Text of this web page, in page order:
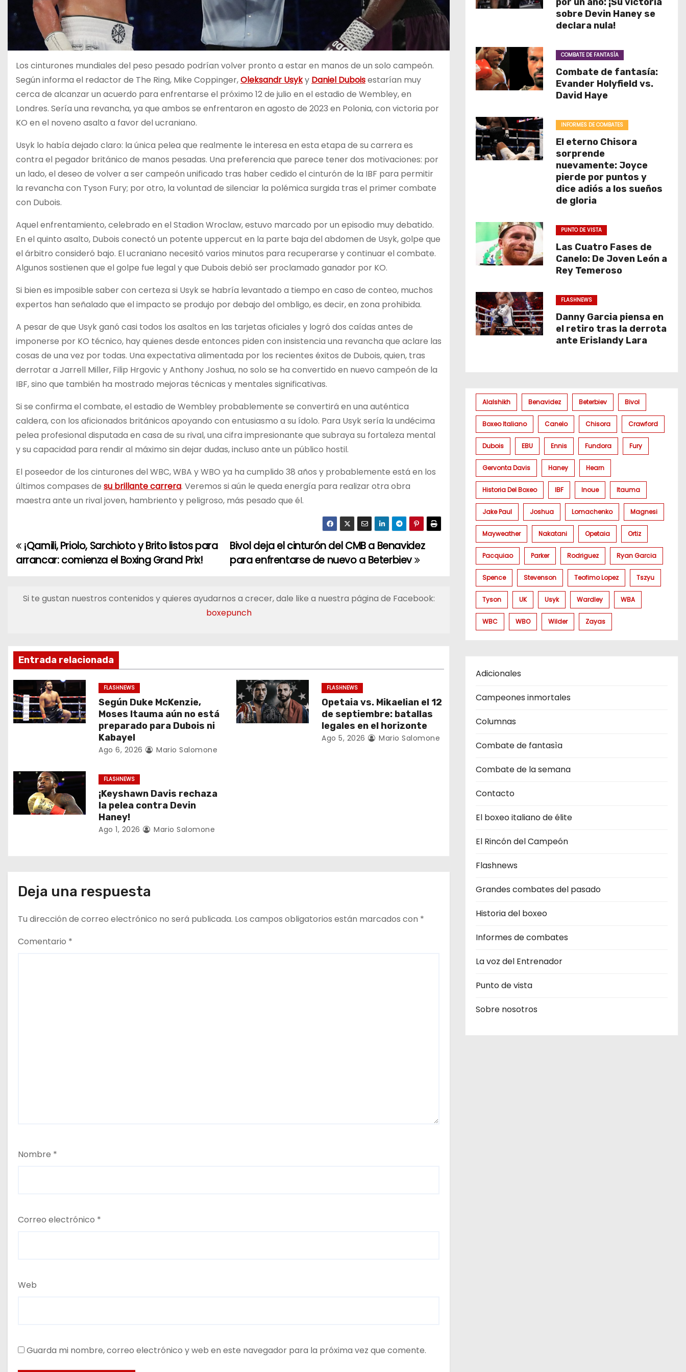
Los cinturones mundiales del peso pesado podrían volver pronto a estar en manos de un solo campeón.
Según informa el redactor de The Ring, Mike Coppinger,Oleksandr Usyky Daniel Duboisestarían muy
cerca de alcanzar un acuerdo para enfrentarse el próximo 12 de julio en el estadio de Wembley, en
Londres. Sería una revancha, ya que ambos se enfrentaron en agosto de 2023 en Polonia, con victoria por
KO en el noveno asalto a favor del ucraniano.
Usyk lo había dejado claro: la única pelea que realmente le interesa en esta etapa de su carrera es
contra el pegador británico de manos pesadas. Una preferencia que parece tener dos motivaciones: por
un lado, el deseo de volver a ser campeón unificado tras haber cedido el cinturón de la IBF para permitir
la revancha con Tyson Fury; por otro, la voluntad de silenciar la polémica surgida tras el primer combate
con Dubois.
Aquel enfrentamiento, celebrado en el Stadion Wroclaw, estuvo marcado por un episodio muy debatido.
En el quinto asalto, Dubois conectó un potente uppercut en la parte baja del abdomen de Usyk, golpe que
el árbitro consideró bajo. El ucraniano necesitó varios minutos para recuperarse y continuar el combate.
Algunos sostienen que el golpe fue legal y que Dubois debió ser proclamado ganador por KO.
Si bien es imposible saber con certeza si Usyk se habría levantado a tiempo en caso de conteo, muchos
expertos han señalado que el impacto se produjo por debajo del ombligo, es decir, en zona prohibida.
A pesar de que Usyk ganó casi todos los asaltos en las tarjetas oficiales y logró dos caídas antes de
imponerse por KO técnico, hay quienes desde entonces piden con insistencia una revancha que aclare las
cosas de una vez por todas. Una expectativa alimentada por los recientes éxitos de Dubois, quien, tras
derrotar a Jarrell Miller, Filip Hrgovic y Anthony Joshua, no solo se ha convertido en nuevo campeón de la
IBF, sino que también ha mostrado mejoras técnicas y mentales significativas.
Si se confirma el combate, el estadio de Wembley probablemente se convertirá en una auténtica
caldera, con los aficionados británicos apoyando con entusiasmo a su ídolo. Para Usyk sería la undécima
pelea profesional disputada en casa de su rival, una cifra impresionante que subraya su fortaleza mental
y su capacidad para rendir al máximo sin dejar dudas, incluso ante un público hostil.
El poseedor de los cinturones del WBC, WBA y WBO ya ha cumplido 38 años y probablemente está en los
últimos compases de su brillante carrera. Veremos si aún le queda energía para realizar otra obra
maestra ante un rival joven, hambriento y peligroso, más pesado que él.
N
v
a
c
i
ó
e
a
d
a
Bivol deja el cinturón del CMB a Benavidez
para enfrentarse de nuevo a Beterbiev
¡Qamili, Priolo, Sarchioto y Brito listos para
arrancar: comienza el Boxing Grand Prix!
Si te gustan nuestros contenidos y quieres ayudarnos a crecer, dale like a nuestra página de Facebook:
boxepunch
Entrada relacionada
FLASHNEWS
Según Duke McKenzie,
Moses Itauma aún no está
preparado para Dubois ni
Kabayel
Ago 6, 2026 Mario Salomone
FLASHNEWS
Opetaia vs. Mikaelian el 12
de septiembre: batallas
legales en el horizonte
Ago 5, 2026 Mario Salomone
FLASHNEWS
¡Keyshawn Davis rechaza
la pelea contra Devin
Haney!
Ago 1, 2026 Mario Salomone
Deja una respuesta
Tu dirección de correo electrónico no será publicada. Los campos obligatorios están marcados con *
Comentario *
Nombre *
Correo electrónico *
Web
Guarda mi nombre, correo electrónico y web en este navegador para la próxima vez que comente.
sobre Devin Haney se
declara nula!
COMBATE DE FANTASÌA
Combate de fantasía:
Evander Holyfield vs.
David Haye
INFORMES DE COMBATES
El eterno Chisora
sorprende
nuevamente: Joyce
pierde por puntos y
dice adiós a los sueños
de gloria
PUNTO DE VISTA
Las Cuatro Fases de
Canelo: De Joven León a
Rey Temeroso
FLASHNEWS
Danny Garcia piensa en
el retiro tras la derrota
ante Erislandy Lara
Alalshikh Benavidez Beterbiev Bivol
Boxeo Italiano Canelo Chisora Crawford
Dubois EBU Ennis Fundora Fury
Gervonta Davis Haney Hearn
Historia Del Boxeo IBF Inoue Itauma
Jake Paul Joshua Lomachenko Magnesi
Mayweather Nakatani Opetaia Ortiz
Pacquiao Parker Rodriguez Ryan Garcia
Spence Stevenson Teofimo Lopez Tszyu
Tyson UK Usyk Wardley WBA
WBC WBO Wilder Zayas
Adicionales
Campeones inmortales
Columnas
Combate de fantasìa
Combate de la semana
Contacto
El boxeo italiano de élite
El Rincón del Campeón
Flashnews
Grandes combates del pasado
Historia del boxeo
Informes de combates
La voz del Entrenador
Punto de vista
Sobre nosotros